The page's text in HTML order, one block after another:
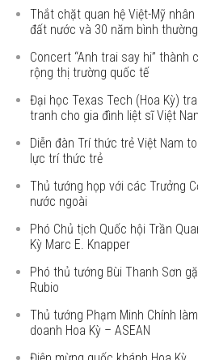
Thắt chặt quan hệ Việt-Mỹ
đất nước và 30 năm bình
Concert “Anh trai say hi” thành
rộng thị trường quốc tế
Đại học Texas Tech (Hoa Kỳ)
tranh cho gia đình liệt sĩ Việt
Diễn đàn Trí thức trẻ Việt Nam
lực trí thức trẻ
Thủ tướng họp với các Trưởng
nước ngoài
Phó Chủ tịch Quốc hội Trần
Kỳ Marc E. Knapper
Phó thủ tướng Bùi Thanh Sơn
Rubio
Thủ tướng Phạm Minh Chính
doanh Hoa Kỳ – ASEAN